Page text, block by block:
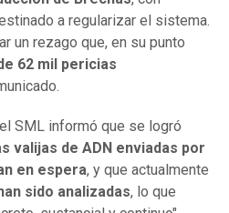
a regularizar el sistema.
un rezago que, en su punto
62 mil pericias
SML informó que se logró
valijas de ADN enviadas por
en espera, y que actualmente
sido analizadas, lo que